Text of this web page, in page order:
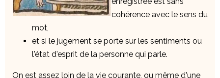
cohérence avec le sens du
mot,
et si le jugement se porte sur les sentiments ou
l'état d'esprit de la personne qui parle.
On est assez loin de la vie courante, ou même d'une